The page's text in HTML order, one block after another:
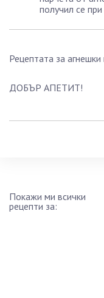
получил се
Рецептата за
ДОБЪР АПЕТИТ!
Покажи ми всички
рецепти за: